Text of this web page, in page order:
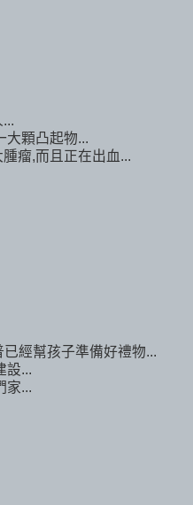
大顆凸起物...
瘤,而且正在出血...
經幫孩子準備好禮物...
設...
家...